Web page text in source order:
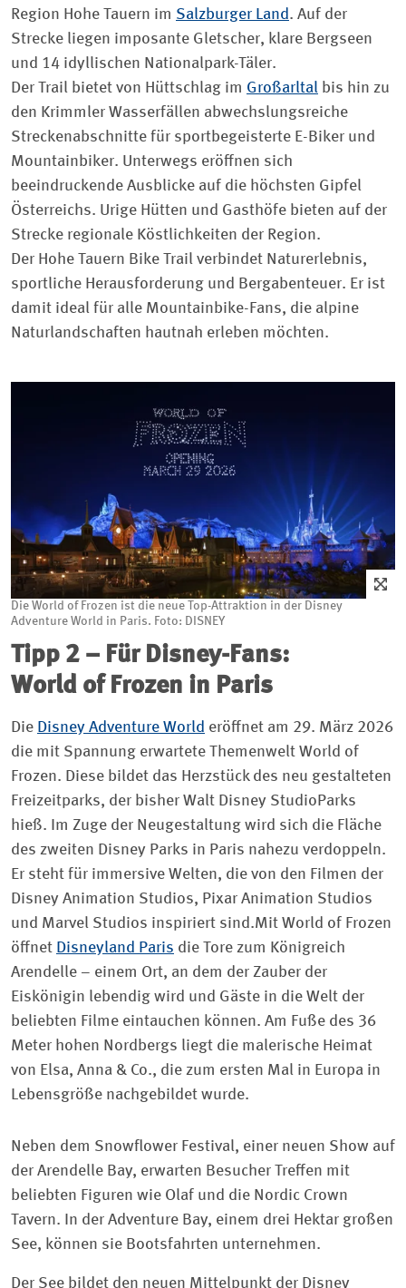
Region Hohe Tauern im Salzburger Land. Auf der
Strecke liegen imposante Gletscher, klare Bergseen
und 14 idyllischen Nationalpark-Täler.
Der Trail bietet von Hüttschlag im Großarltal bis hin zu
den Krimmler Wasserfällen abwechslungsreiche
Streckenabschnitte für sportbegeisterte E-Biker und
Mountainbiker. Unterwegs eröffnen sich
beeindruckende Ausblicke auf die höchsten Gipfel
Österreichs. Urige Hütten und Gasthöfe bieten auf der
Strecke regionale Köstlichkeiten der Region.
Der Hohe Tauern Bike Trail verbindet Naturerlebnis,
sportliche Herausforderung und Bergabenteuer. Er ist
damit ideal für alle Mountainbike-Fans, die alpine
Naturlandschaften hautnah erleben möchten.
Die World of Frozen ist die neue Top-Attraktion in der Disney
Adventure World in Paris. Foto: DISNEY
Tipp 2 – Für Disney-Fans:
World of Frozen in Paris
Die Disney Adventure World eröffnet am 29. März 2026
die mit Spannung erwartete Themenwelt World of
Frozen. Diese bildet das Herzstück des neu gestalteten
Freizeitparks, der bisher Walt Disney StudioParks
hieß. Im Zuge der Neugestaltung wird sich die Fläche
des zweiten Disney Parks in Paris nahezu verdoppeln.
Er steht für immersive Welten, die von den Filmen der
Disney Animation Studios, Pixar Animation Studios
und Marvel Studios inspiriert sind.Mit World of Frozen
öffnet Disneyland Paris die Tore zum Königreich
Arendelle – einem Ort, an dem der Zauber der
Eiskönigin lebendig wird und Gäste in die Welt der
beliebten Filme eintauchen können. Am Fuße des 36
Meter hohen Nordbergs liegt die malerische Heimat
von Elsa, Anna & Co., die zum ersten Mal in Europa in
Lebensgröße nachgebildet wurde.
Neben dem Snowflower Festival, einer neuen Show auf
der Arendelle Bay, erwarten Besucher Treffen mit
beliebten Figuren wie Olaf und die Nordic Crown
Tavern. In der Adventure Bay, einem drei Hektar großen
See, können sie Bootsfahrten unternehmen.
Der See bildet den neuen Mittelpunkt der Disney